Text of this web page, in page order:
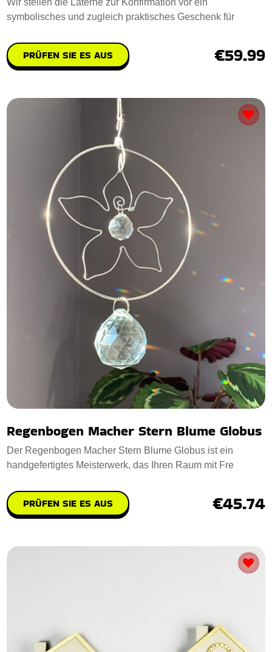
symbolisches und zugleich praktisches Geschenk für
PRÜFEN SIE ES AUS €59.99
Regenbogen Macher Stern Blume Globus
Der Regenbogen Macher Stern Blume Globus ist ein
handgefertigtes Meisterwerk, das Ihren Raum mit Fre
PRÜFEN SIE ES AUS €45.74